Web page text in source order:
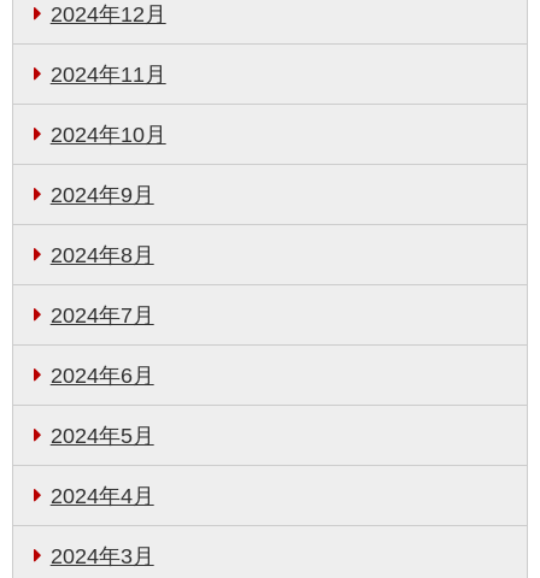
2024年12月
2024年11月
2024年10月
2024年9月
2024年8月
2024年7月
2024年6月
2024年5月
2024年4月
2024年3月